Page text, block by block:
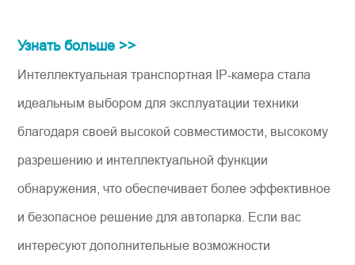
Узнать больше >>
Интеллектуальная транспортная IP-камера стала
идеальным выбором для эксплуатации техники
благодаря своей высокой совместимости, высокому
разрешению и интеллектуальной функции
обнаружения, что обеспечивает более эффективное
и безопасное решение для автопарка. Если вас
интересуют дополнительные возможности